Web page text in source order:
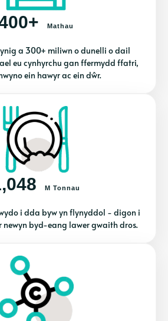
Mathau
a 300+ miliwn o dunelli o dail
eu cynhyrchu gan ffermydd ffatri,
ein hawyr ac ein dŵr.
M Tonnau
i dda byw yn flynyddol - digon i
byd-eang lawer gwaith dros.